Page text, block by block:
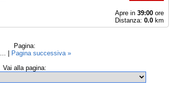
Apre in 39:00ore
Distanza: 0.0km
Pagina:
... |
Pagina successiva »
Vai alla pagina: